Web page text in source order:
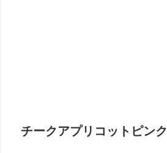
チークアプリコットピンク